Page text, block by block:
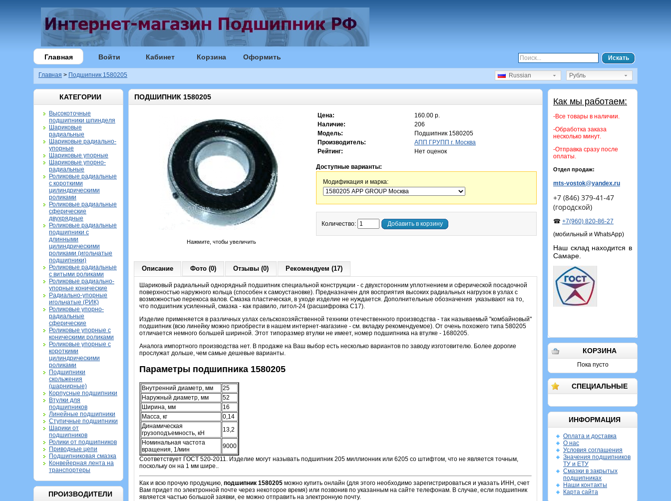
Главная Войти Кабинет Корзина Оформить Искать
Главная > Подшипник 1580205 Рубль
Russian
КАТЕГОРИИ
Высокоточные
подшипники шпинделя
Шариковые
радиальные
Шариковые радиально-
упорные
Шариковые упорные
Шариковые упорно-
радиальные
Роликовые радиальные
с короткими
цилиндрическими
роликами
Роликовые радиальные
сферические
двухрядные
Роликовые радиальные
подшипники с
длинными
цилиндрическими
роликами (игольчатые
подшипники)
Роликовые радиальные
с витыми роликами
Роликовые радиально-
упорные конические
Радиально-упорные
игольчатые (РИК)
Роликовые упорно-
радиальные
сферические
Роликовые упорные с
коническими роликами
Роликовые упорные с
короткими
цилиндрическими
роликами
Подшипники
скольжения
(шарнирные)
Корпусные подшипники
Втулки для
подшипников
Линейные подшипники
Ступичные подшипники
Шарики от
подшипников
Ролики от подшипников
Приводные цепи
Подшипниковая смазка
Конвейерная лента на
транспортеры
ПРОИЗВОДИТЕЛИ
Как мы работаем:
-Все товары в наличии.
-Обработка заказа
несколько минут.
-Отправка сразу после
оплаты.
Отдел продаж:
mts-vostok@yandex.ru
+7 (846) 379-41-47
(городской)
☎ +7(960) 820-86-27
(мобильный и WhatsApp)
Наш склад находится в
Самаре.
КОРЗИНА
Пока пусто
СПЕЦИАЛЬНЫЕ
ИНФОРМАЦИЯ
Оплата и доставка
О нас
Условия соглашения
Значения подшипников
ТУ и ЕТУ
Смазки в закрытых
подшипниках
Наши контакты
Карта сайта
ПОДШИПНИК 1580205
Нажмите, чтобы увеличить
Цена:
160.00 р.
Наличие:
206
Модель:
Подшипник 1580205
Производитель:
АПП ГРУПП г. Москва
Рейтинг:
Нет оценок
Доступные варианты:
Модификация и марка:
Количество: Добавить в корзину
Описание Фото (0) Отзывы (0) Рекомендуем (17)
Шариковый радиальный однорядный подшипник специальной конструкции - с двухсторонним уплотнением и сферической посадочной
поверхностью наружного кольца (способен к самоустановке). Предназначен для восприятия высоких радиальных нагрузок в узлах с
возможностью перекоса валов. Смазка пластическая, в уходе изделие не нуждается. Дополнительные обозначения указывают на то,
что подшипник усиленный, смазка - как правило, литол-24 (расшифровка С17).
Изделие применяется в различных узлах сельскохозяйственной техники отечественного производства - так называемый "комбайновый"
подшипник (всю линейку можно приобрести в нашем интернет-магазине - см. вкладку рекомендуемое). От очень похожего типа 580205
отличается немного большей шириной. Этот типоразмер втулки не имеет, номер подшипника на втулке - 1680205.
Аналога импортного производства нет. В продаже на Ваш выбор есть несколько вариантов по заводу изготовителю. Более дорогие
прослужат дольше, чем самые дешевые варианты.
Параметры подшипника 1580205
Внутренний диаметр, мм
25
Наружный диаметр, мм
52
Ширина, мм
16
Масса, кг
0,14
Динамическая
грузоподъемность, кН
13,2
Номинальная частота
вращения, 1/мин
9000
Соответствует ГОСТ 520-2011. Изделие могут называть подшипник 205 миллионник или 6205 со штифтом, что не является точным,
поскольку он на 1 мм шире..
Как и всю прочую продукцию, подшипник 1580205 можно купить онлайн (для этого необходимо зарегистрироваться и указать ИНН, счет
Вам придет по электронной почте через некоторое время) или позвонив по указанным на сайте телефонам. В случае, если подшипник
является частью большой заявки, ее можно отправить на электронную почту.